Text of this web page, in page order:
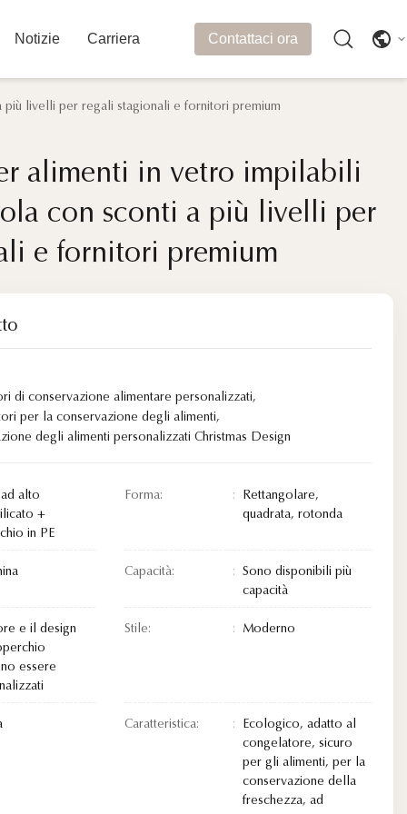
Notizie Carriera Contattaci ora
livelli per regali stagionali e fornitori premium
alimenti in vetro impilabili
con sconti a più livelli per
e fornitori premium
alimenti in vetro impilabili
con sconti a più livelli per
e fornitori premium
di conservazione alimentare personalizzati,
per la conservazione degli alimenti,
degli alimenti personalizzati Christmas Design
alto
+
in PE
Forma:
Rettangolare,
quadrata, rotonda
Capacità:
Sono disponibili più
capacità
e il design
essere
Stile: Moderno
Caratteristica:
Ecologico, adatto al
congelatore, sicuro
per gli alimenti, per la
conservazione della
freschezza, ad